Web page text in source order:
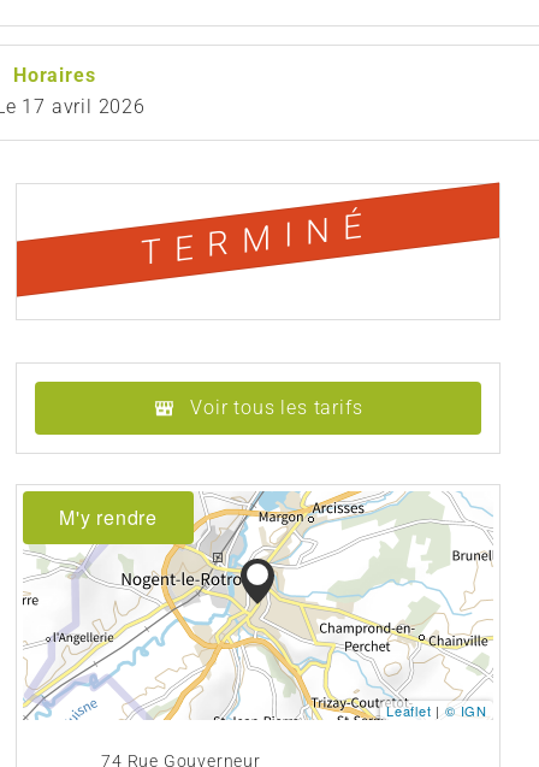
Horaires
17 avril 2026
TERMINÉ
Voir tous les tarifs
M'y rendre
Leaflet | © IGN
74 Rue Gouverneur